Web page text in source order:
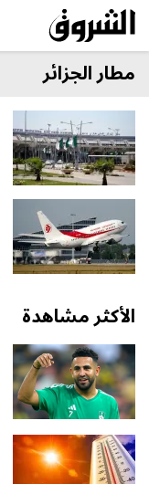
مطار الجزائر
الأكثر مشاهدة